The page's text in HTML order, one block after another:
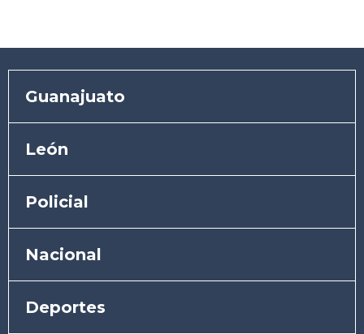
Guanajuato
León
Policial
Nacional
Deportes